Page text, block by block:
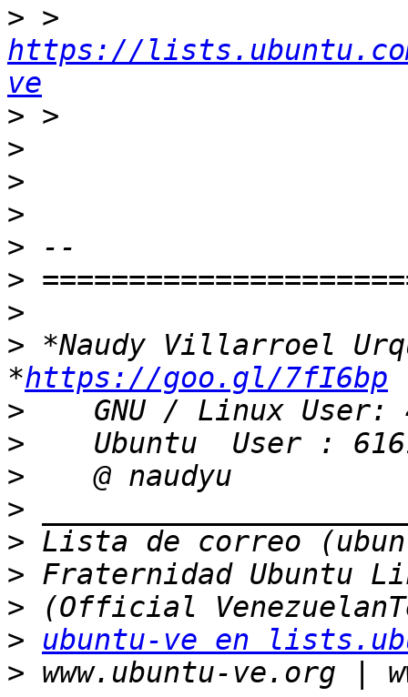
>
https://
ve
>
>
>
>
>
>
>
> *Naudy Villarroel
*https://goo.gl/7fI6bp
>
>
>
>
>
>
>
>
ubuntu-ve en
>